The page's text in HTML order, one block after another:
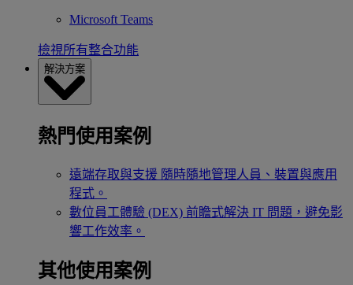
Microsoft Teams
檢視所有整合功能
解決方案
熱門使用案例
遠端存取與支援 隨時隨地管理人員、裝置與應用
程式。
數位員工體驗 (DEX) 前瞻式解決 IT 問題，避免影
響工作效率。
其他使用案例